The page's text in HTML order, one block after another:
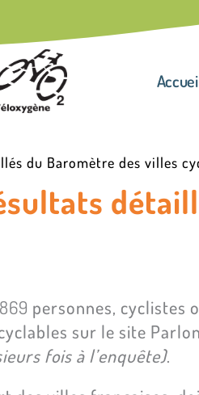
du Baromètre des villes
personnes, cyclistes
sur le site
fois à l’enquête).